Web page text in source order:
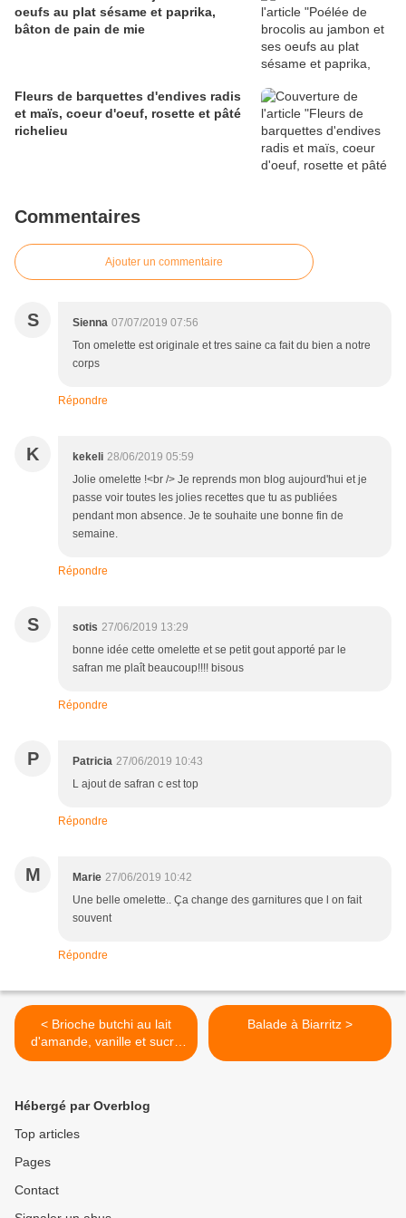
oeufs au plat sésame et paprika,
bâton de pain de mie
Fleurs de barquettes d'endives radis
et maïs, coeur d'oeuf, rosette et pâté
richelieu
Commentaires
Ajouter un commentaire
S Sienna 07/07/2019 07:56
Ton omelette est originale et tres saine ca fait du bien a notre
corps
Répondre
K kekeli 28/06/2019 05:59
Jolie omelette !<br /> Je reprends mon blog aujourd'hui et je
passe voir toutes les jolies recettes que tu as publiées
pendant mon absence. Je te souhaite une bonne fin de
semaine.
Répondre
S sotis 27/06/2019 13:29
bonne idée cette omelette et se petit gout apporté par le
safran me plaît beaucoup!!!! bisous
Répondre
P Patricia 27/06/2019 10:43
L ajout de safran c est top
Répondre
M Marie 27/06/2019 10:42
Une belle omelette.. Ça change des garnitures que l on fait
souvent
Répondre
< Brioche butchi au lait
d'amande, vanille et sucre
perlé
Balade à Biarritz >
Hébergé par Overblog
Top articles
Pages
Contact